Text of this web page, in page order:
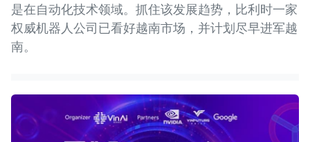
是在自动化技术领域。抓住该发展趋势，比利时一家
权威机器人公司已看好越南市场，并计划尽早进军越
南。